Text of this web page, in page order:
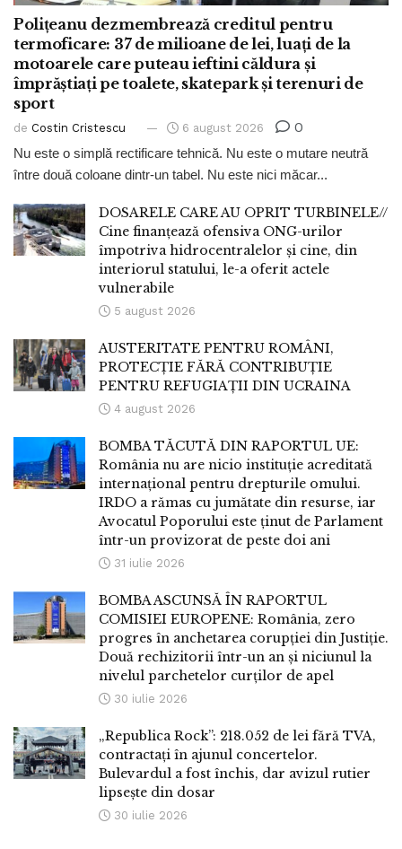
Polițeanu dezmembrează creditul pentru
termoficare: 37 de milioane de lei, luați de la
motoarele care puteau ieftini căldura și
împrăștiați pe toalete, skatepark și terenuri de
sport
de Costin Cristescu 6 august 2026 0
Nu este o simplă rectificare tehnică. Nu este o mutare neutră
între două coloane dintr-un tabel. Nu este nici măcar...
DOSARELE CARE AU OPRIT TURBINELE//
Cine finanțează ofensiva ONG-urilor
împotriva hidrocentralelor și cine, din
interiorul statului, le-a oferit actele
vulnerabile
5 august 2026
AUSTERITATE PENTRU ROMÂNI,
PROTECȚIE FĂRĂ CONTRIBUȚIE
PENTRU REFUGIAȚII DIN UCRAINA
4 august 2026
BOMBA TĂCUTĂ DIN RAPORTUL UE:
România nu are nicio instituție acreditată
internațional pentru drepturile omului.
IRDO a rămas cu jumătate din resurse, iar
Avocatul Poporului este ținut de Parlament
într-un provizorat de peste doi ani
31 iulie 2026
BOMBA ASCUNSĂ ÎN RAPORTUL
COMISIEI EUROPENE: România, zero
progres în anchetarea corupției din Justiție.
Două rechizitorii într-un an și niciunul la
nivelul parchetelor curților de apel
30 iulie 2026
„Republica Rock”: 218.052 de lei fără TVA,
contractați în ajunul concertelor.
Bulevardul a fost închis, dar avizul rutier
lipsește din dosar
30 iulie 2026